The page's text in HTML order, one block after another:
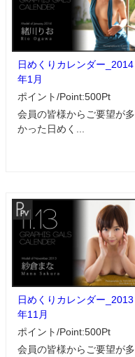
日めくりカレンダー_2014
年1月
ポイント/Point:500Pt
会員の皆様からご要望が多
かった日めく...
日めくりカレンダー_2013
年11月
ポイント/Point:500Pt
会員の皆様からご要望が多